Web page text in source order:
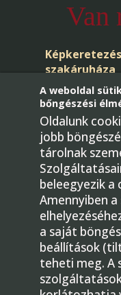
Van
szakáruháza
E-mail:
1224
A weboldal
bőngészési
Oldalunk
jobb
tárolnak
beleegyezik a
Amennyiben
a saját
beállítások
teheti meg. A